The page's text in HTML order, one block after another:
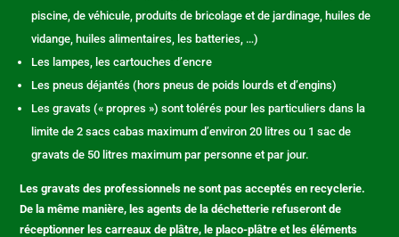
piscine, de véhicule, produits de bricolage et de jardinage, huiles de
vidange, huiles alimentaires, les batteries, …)
Les lampes, les cartouches d’encre
Les pneus déjantés (hors pneus de poids lourds et d’engins)
Les gravats (« propres ») sont tolérés pour les particuliers dans la
limite de 2 sacs cabas maximum d’environ 20 litres ou 1 sac de
gravats de 50 litres maximum par personne et par jour.
Les gravats des professionnels ne sont pas acceptés en recyclerie.
De la même manière, les agents de la déchetterie refuseront de
réceptionner les carreaux de plâtre, le placo-plâtre et les éléments